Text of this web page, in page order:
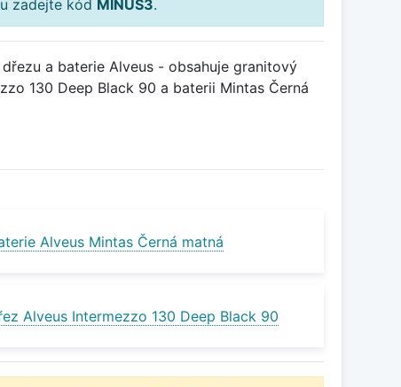
zadejte kód MINUS3.
a baterie Alveus - obsahuje granitový
130 Deep Black 90 a baterii Mintas Černá
Alveus Mintas Černá matná
Alveus Intermezzo 130 Deep Black 90